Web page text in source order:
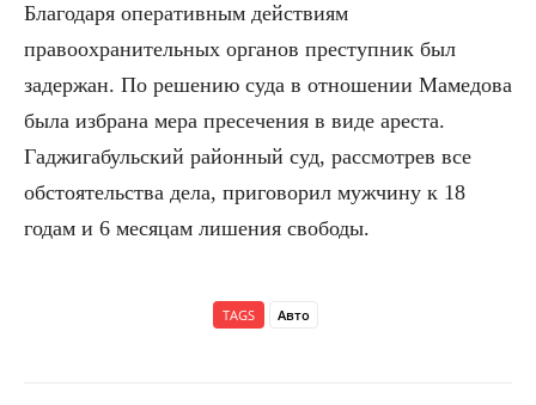
Благодаря оперативным действиям
правоохранительных органов преступник был
задержан. По решению суда в отношении Мамедова
была избрана мера пресечения в виде ареста.
Гаджигабульский районный суд, рассмотрев все
обстоятельства дела, приговорил мужчину к 18
годам и 6 месяцам лишения свободы.
TAGS Авто